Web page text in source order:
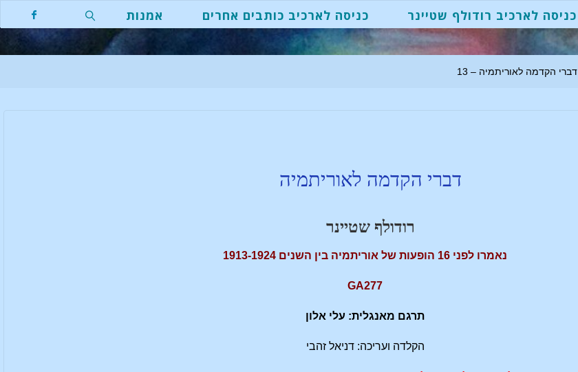
כניסה לארכיב רודולף שטיינר כניסה לארכיב כותבים אחרים אמנות
דברי הקדמה לאוריתמיה – 13
דברי הקדמה לאוריתמיה
רודולף שטיינר
נאמרו לפני 16 הופעות של אוריתמיה בין השנים 1913-1924
GA277
תרגם מאנגלית: עלי אלון
הקלדה ועריכה: דניאל זהבי